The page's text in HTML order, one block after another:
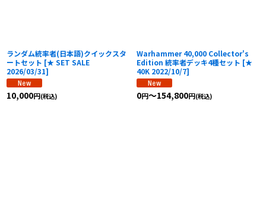
ランダム統率者(日本語)クイックスタ
ートセット [★ SET SALE
2026/03/31]
10,000円(税込)
Warhammer 40,000 Collector's
Edition 統率者デッキ4種セット [★
40K 2022/10/7]
0円～154,800円(税込)